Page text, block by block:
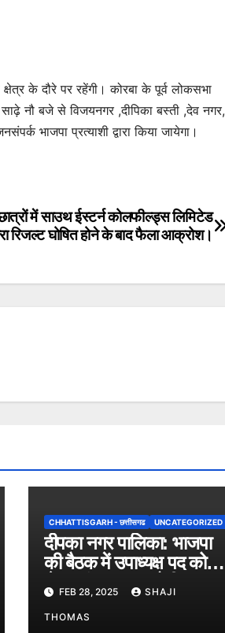
के दौरे पर रहेंगी। कोरबा के पूर्व लोकसभा
नौ बजे से विजयनगर ,दीपिका बस्ती ,देव नगर,
भाजपा प्रत्याशी द्वारा किया जायेगा।
में साउथ ईस्टर्न कोलफील्ड्स लिमिटेड
रिजल्ट घोषित होने के बाद फैला आक्रोश।
CHHATTISGARH - छत्तीसगढ UNCATEGORIZED
दीपका नगर पालिका: भाजपा
की बैठक में उपाध्यक्ष पद को
लेकर मंथन, जल्द होगी
घोषणा।
FEB 28, 2025 SHAJI
THOMAS